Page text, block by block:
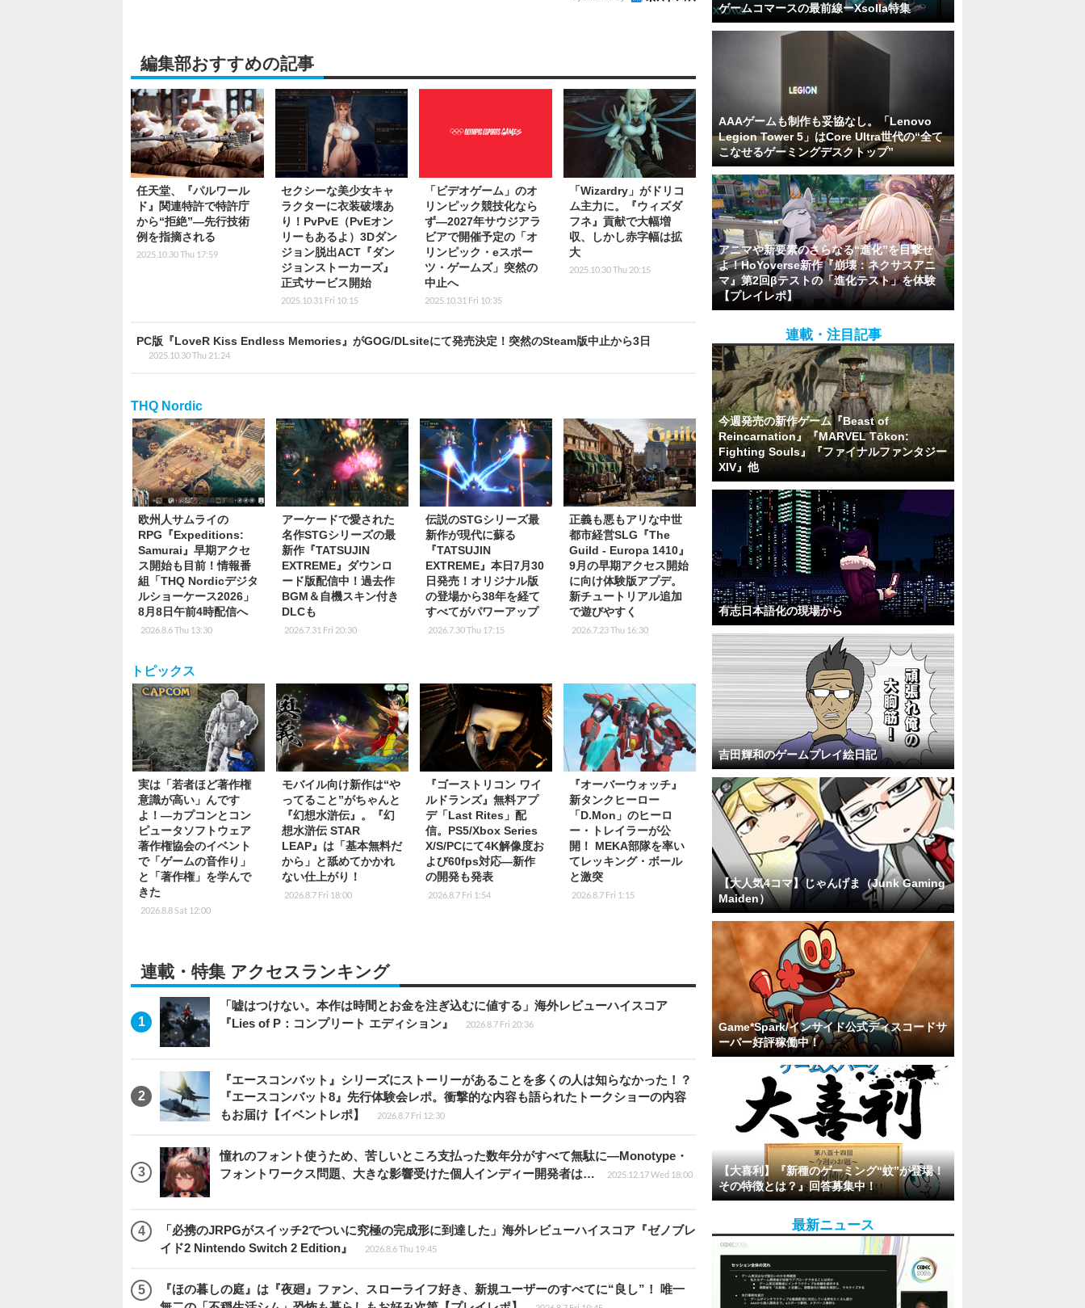
編集部おすすめの記事
任天堂、『パルワール
ド』関連特許で特許庁
から“拒絶”―先行技術
例を指摘される
2025.10.30 Thu 17:59
セクシーな美少女キャ
ラクターに衣装破壊あ
り！PvPvE（PvEオン
リーもあるよ）3Dダン
ジョン脱出ACT『ダン
ジョンストーカーズ』
正式サービス開始
2025.10.31 Fri 10:15
「ビデオゲーム」のオ
リンピック競技化なら
ず―2027年サウジアラ
ビアで開催予定の「オ
リンピック・eスポー
ツ・ゲームズ」突然の
中止へ
2025.10.31 Fri 10:35
「Wizardry」がドリコ
ム主力に。『ウィズダ
フネ』貢献で大幅増
収、しかし赤字幅は拡
大
2025.10.30 Thu 20:15
PC版『LoveR Kiss Endless Memories』がGOG/DLsiteにて発売決定！突然のSteam版中止から3日
2025.10.30 Thu 21:24
THQ Nordic
欧州人サムライの
RPG『Expeditions:
Samurai』早期アクセ
ス開始も目前！情報番
組「THQ Nordicデジタ
ルショーケース2026」
8月8日午前4時配信へ
2026.8.6 Thu 13:30
アーケードで愛された
名作STGシリーズの最
新作『TATSUJIN
EXTREME』ダウンロ
ード版配信中！過去作
BGM＆自機スキン付き
DLCも
2026.7.31 Fri 20:30
伝説のSTGシリーズ最
新作が現代に蘇る
『TATSUJIN
EXTREME』本日7月30
日発売！オリジナル版
の登場から38年を経て
すべてがパワーアップ
2026.7.30 Thu 17:15
正義も悪もアリな中世
都市経営SLG『The
Guild - Europa 1410』
9月の早期アクセス開始
に向け体験版アプデ。
新チュートリアル追加
で遊びやすく
2026.7.23 Thu 16:30
トピックス
実は「若者ほど著作権
意識が高い」んです
よ！―カプコンとコン
ピュータソフトウェア
著作権協会のイベント
で「ゲームの音作り」
と「著作権」を学んで
きた
2026.8.8 Sat 12:00
モバイル向け新作は“や
ってること”がちゃんと
『幻想水滸伝』。『幻
想水滸伝 STAR
LEAP』は「基本無料だ
から」と舐めてかかれ
ない仕上がり！
2026.8.7 Fri 18:00
『ゴーストリコン ワイ
ルドランズ』無料アプ
デ「Last Rites」配
信。PS5/Xbox Series
X/S/PCにて4K解像度お
よび60fps対応―新作
の開発も発表
2026.8.7 Fri 1:54
『オーバーウォッチ』
新タンクヒーロー
「D.Mon」のヒーロ
ー・トレイラーが公
開！ MEKA部隊を率い
てレッキング・ボール
と激突
2026.8.7 Fri 1:15
連載・特集 アクセスランキング
「嘘はつけない。本作は時間とお金を注ぎ込むに値する」海外レビューハイスコア
『Lies of P：コンプリート エディション』
2026.8.7 Fri 20:36
『エースコンバット』シリーズにストーリーがあることを多くの人は知らなかった！？
『エースコンバット8』先行体験会レポ。衝撃的な内容も語られたトークショーの内容
もお届け【イベントレポ】
2026.8.7 Fri 12:30
憧れのフォント使うため、苦しいところ支払った数年分がすべて無駄に―Monotype・
フォントワークス問題、大きな影響受けた個人インディー開発者は…
2025.12.17 Wed 18:00
「必携のJRPGがスイッチ2でついに究極の完成形に到達した」海外レビューハイスコア『ゼノブレ
イド2 Nintendo Switch 2 Edition』
2026.8.6 Thu 19:45
『ほの暮しの庭』は『夜廻』ファン、スローライフ好き、新規ユーザーのすべてに“良し”！ 唯一
ゲームコマースの最前線ーXsolla特集
AAAゲームも制作も妥協なし。「Lenovo
Legion Tower 5」はCore Ultra世代の“全て
こなせるゲーミングデスクトップ”
アニマや新要素のさらなる“進化”を目撃せ
よ！HoYoverse新作『崩壊：ネクサスアニ
マ』第2回βテストの「進化テスト」を体験
【プレイレポ】
連載・注目記事
今週発売の新作ゲーム『Beast of
Reincarnation』『MARVEL Tōkon:
Fighting Souls』『ファイナルファンタジー
XIV』他
有志日本語化の現場から
吉田輝和のゲームプレイ絵日記
【大人気4コマ】じゃんげま（Junk Gaming
Maiden）
Game*Spark/インサイド公式ディスコードサ
ーバー好評稼働中！
【大喜利】『新種のゲーミング“蚊”が登場！
その特徴とは？』回答募集中！
最新ニュース